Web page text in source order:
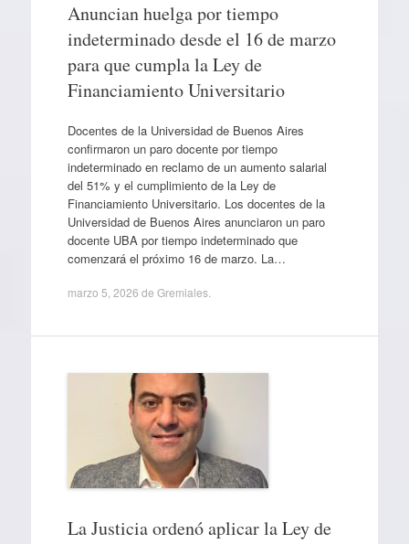
Anuncian huelga por tiempo
indeterminado desde el 16 de marzo
para que cumpla la Ley de
Financiamiento Universitario
Docentes de la Universidad de Buenos Aires
confirmaron un paro docente por tiempo
indeterminado en reclamo de un aumento salarial
del 51% y el cumplimiento de la Ley de
Financiamiento Universitario. Los docentes de la
Universidad de Buenos Aires anunciaron un paro
docente UBA por tiempo indeterminado que
comenzará el próximo 16 de marzo. La…
marzo 5, 2026 de Gremiales.
La Justicia ordenó aplicar la Ley de